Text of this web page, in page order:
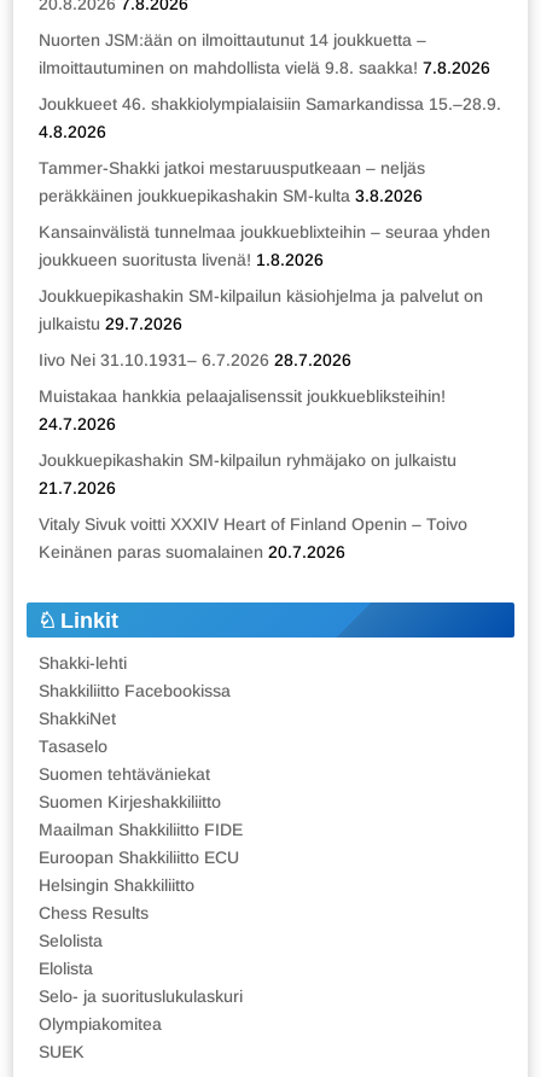
Nuorten JSM:ään on ilmoittautunut 14 joukkuetta –
ilmoittautuminen on mahdollista vielä 9.8. saakka! 7.8.2026
Joukkueet 46. shakkiolympialaisiin Samarkandissa 15.–28.9.
4.8.2026
Tammer-Shakki jatkoi mestaruusputkeaan – neljäs
peräkkäinen joukkuepikashakin SM-kulta 3.8.2026
Kansainvälistä tunnelmaa joukkueblixteihin – seuraa yhden
joukkueen suoritusta livenä! 1.8.2026
Joukkuepikashakin SM-kilpailun käsiohjelma ja palvelut on
julkaistu 29.7.2026
Iivo Nei 31.10.1931– 6.7.2026 28.7.2026
Muistakaa hankkia pelaajalisenssit joukkuebliksteihin!
24.7.2026
Joukkuepikashakin SM-kilpailun ryhmäjako on julkaistu
21.7.2026
Vitaly Sivuk voitti XXXIV Heart of Finland Openin – Toivo
Keinänen paras suomalainen 20.7.2026
Linkit
Shakki-lehti
Shakkiliitto Facebookissa
ShakkiNet
Tasaselo
Suomen tehtäväniekat
Suomen Kirjeshakkiliitto
Maailman Shakkiliitto FIDE
Euroopan Shakkiliitto ECU
Helsingin Shakkiliitto
Chess Results
Selolista
Elolista
Selo- ja suorituslukulaskuri
Olympiakomitea
SUEK